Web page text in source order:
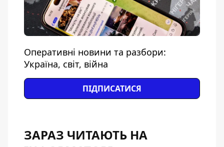
Оперативні новини та разбори:
Україна, світ, війна
ПІДПИСАТИСЯ
ЗАРАЗ ЧИТАЮТЬ НА